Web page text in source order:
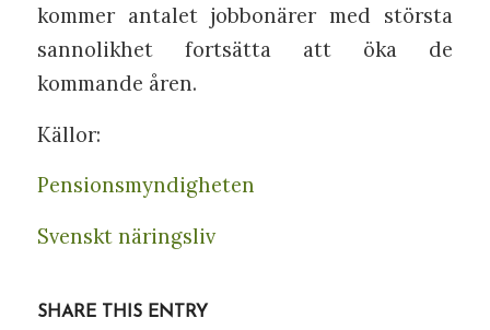
kommer antalet jobbonärer med största
sannolikhet fortsätta att öka de
kommande åren.
Källor:
Pensionsmyndigheten
Svenskt näringsliv
SHARE THIS ENTRY